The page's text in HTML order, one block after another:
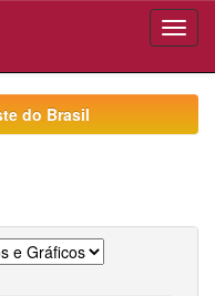
do Brasil